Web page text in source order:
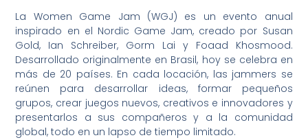
La Women Game Jam (WGJ) es un evento anual
inspirado en el Nordic Game Jam, creado por Susan
Gold, Ian Schreiber, Gorm Lai y Foaad Khosmood.
Desarrollado originalmente en Brasil, hoy se celebra en
más de 20 países. En cada locación, las jammers se
reúnen para desarrollar ideas, formar pequeños
grupos, crear juegos nuevos, creativos e innovadores y
presentarlos a sus compañeros y a la comunidad
global, todo en un lapso de tiempo limitado.